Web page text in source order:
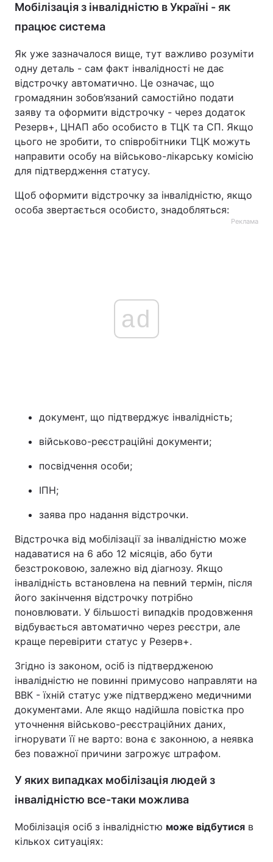
Мобілізація з інвалідністю в Україні - як
працює система
Як уже зазначалося вище, тут важливо розуміти
одну деталь - сам факт інвалідності не дає
відстрочку автоматично. Це означає, що
громадянин зобов’язаний самостійно подати
заяву та оформити відстрочку - через додаток
Резерв+, ЦНАП або особисто в ТЦК та СП. Якщо
цього не зробити, то співробітники ТЦК можуть
направити особу на військово-лікарську комісію
для підтвердження статусу.
Щоб оформити відстрочку за інвалідністю, якщо
особа звертається особисто, знадобляться:
Реклама
ad
документ, що підтверджує інвалідність;
військово-реєстраційні документи;
посвідчення особи;
ІПН;
заява про надання відстрочки.
Відстрочка від мобілізації за інвалідністю може
надаватися на 6 або 12 місяців, або бути
безстроковою, залежно від діагнозу. Якщо
інвалідність встановлена на певний термін, після
його закінчення відстрочку потрібно
поновлювати. У більшості випадків продовження
відбувається автоматично через реєстри, але
краще перевірити статус у Резерв+.
Згідно із законом, осіб із підтвердженою
інвалідністю не повинні примусово направляти на
ВВК - їхній статус уже підтверджено медичними
документами. Але якщо надійшла повістка про
уточнення військово-реєстраційних даних,
ігнорувати її не варто: вона є законною, а неявка
без поважної причини загрожує штрафом.
У яких випадках мобілізація людей з
інвалідністю все-таки можлива
Мобілізація осіб з інвалідністю може відбутися в
кількох ситуаціях: